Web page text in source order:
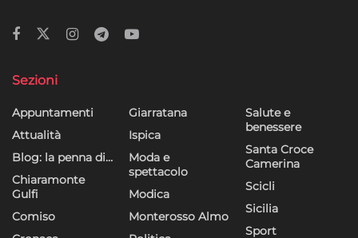
Sezioni
Appuntamenti
Attualità
Blog: la penna di…
Chiaramonte
Gulfi
Comiso
Giarratana
Ispica
Moda e
spettacolo
Modica
Monterosso Almo
Salute e
benessere
Santa Croce
Camerina
Scicli
Sicilia
Sport